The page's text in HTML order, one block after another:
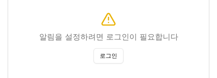
알림을 설정하려면 로그인이 필요합니다
로그인